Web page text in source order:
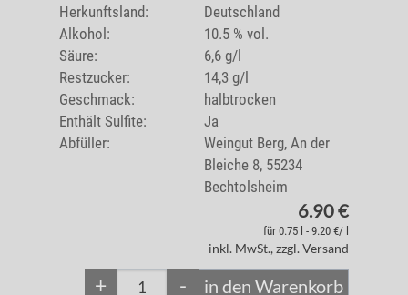
Herkunftsland:
Deutschland
Alkohol:
10.5 % vol.
Säure:
6,6 g/l
Restzucker:
14,3 g/l
Geschmack:
halbtrocken
Enthält Sulfite:
Ja
Abfüller:
Weingut Berg, An der
Bleiche 8, 55234
Bechtolsheim
6.90 €
für 0.75 l - 9.20 €/ l
inkl. MwSt., zzgl. Versand
+ - in den Warenkorb